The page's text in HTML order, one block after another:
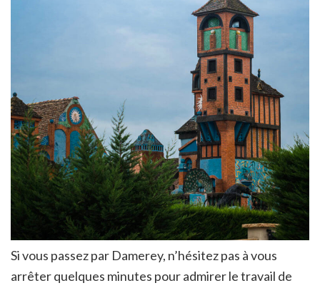
Si vous passez par Damerey, n’hésitez pas à vous
arrêter quelques minutes pour admirer le travail de